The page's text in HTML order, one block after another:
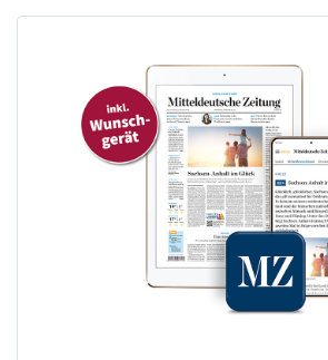
Digitale Zeitung inkl. Tablet
von Montag bis Samstag lesen
digital im Web oder in der App
mind. 24 Monate lesen
inkl. Tablet Ihrer Wahl